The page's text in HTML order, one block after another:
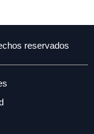
reservados